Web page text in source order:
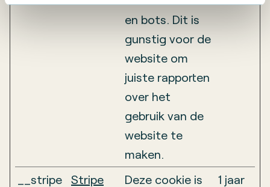
en bots. Dit is
gunstig voor de
website om
juiste rapporten
over het
gebruik van de
website te
maken.
__stripe
Stripe
Deze cookie is
1 jaar